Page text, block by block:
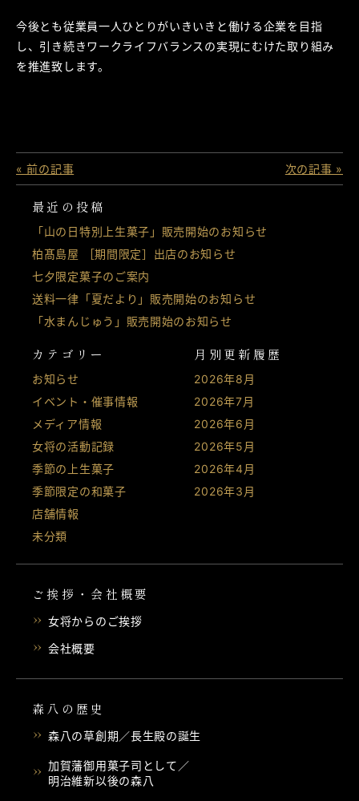
最近の投稿
「山の日特別上生菓子」販売開始のお知らせ
柏髙島屋 ［期間限定］出店のお知らせ
七夕限定菓子のご案内
送料一律「夏だより」販売開始のお知らせ
「水まんじゅう」販売開始のお知らせ
カテゴリー
お知らせ
イベント・催事情報
メディア情報
女将の活動記録
季節の上生菓子
季節限定の和菓子
店舗情報
未分類
月別更新履歴
2026年8月
2026年7月
2026年6月
2026年5月
2026年4月
2026年3月
ご挨拶・会社概要
女将からのご挨拶
会社概要
森八の歴史
森八の草創期／長生殿の誕生
加賀藩御用菓子司として／
明治維新以後の森八
今後とも従業員一人ひとりがいきいきと働ける企業を目指
し、引き続きワークライフバランスの実現にむけた取り組み
を推進致します。
« 前の記事 次の記事 »